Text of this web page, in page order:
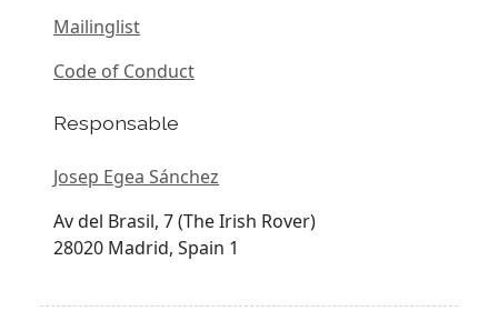
Mailinglist
Code of Conduct
Responsable
Josep Egea Sánchez
Av del Brasil, 7 (The Irish Rover)
28020 Madrid, Spain 1